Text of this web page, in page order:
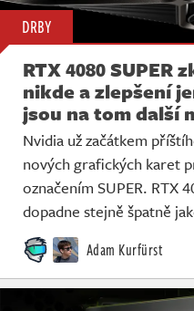
DRBY
RTX 4080 SUPER
nikde a zlepšení
jsou na tom další
Nvidia už začátkem
nových grafických karet
označením SUPER. RTX
dopadne stejně špatně
Adam Kurfürst